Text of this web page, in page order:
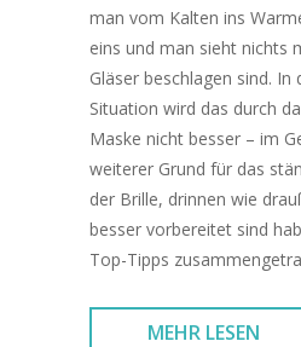
man vom Kalten ins
eins und man sieht nichts
Gläser beschlagen sind. In
Situation wird das durch
Maske nicht besser – im
weiterer Grund für das
der Brille, drinnen wie
besser vorbereitet sind
Top-Tipps
MEHR LESEN